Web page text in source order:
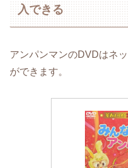
入できる
アンパンマンのDVDはネ
ができます。